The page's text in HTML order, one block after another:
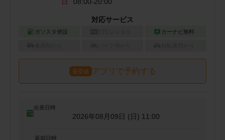
対応サービス
ガソスタ併設 カーナビ無料
最安値 アプリで予約する
出発日時
2026年08月09日 (日) 11:00
返却日時